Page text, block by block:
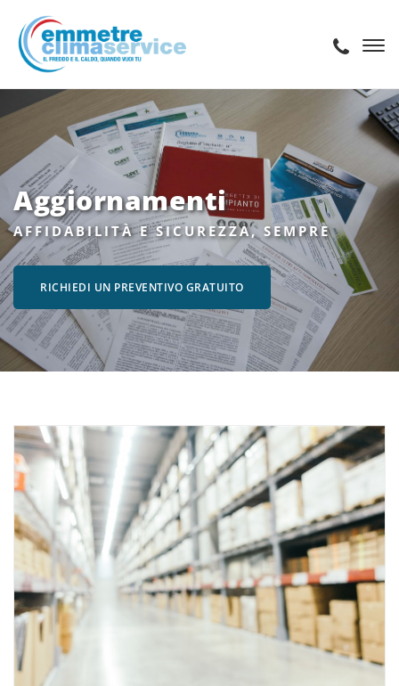
Aggiornamenti
AFFIDABILITÀ E SICUREZZA, SEMPRE
RICHIEDI UN PREVENTIVO GRATUITO